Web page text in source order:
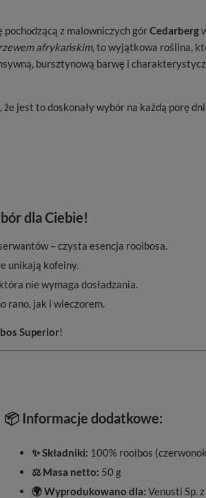
pochodzącą z malowniczych górCedarberg
afrykańskim, to wyjątkowa roślina,
bursztynową barwę i
że jest to doskonały wybór na każdą porę
dla Ciebie!
– czysta esencja rooibosa.
unikają kofeiny.
nie wymaga dosładzania.
rano, jak i wieczorem.
Superior!
📦 Informacje dodatkowe:
✨ Składniki: 100% rooibos
⚖️ Masa netto: 50 g
🌍 Wyprodukowano dla: Venusti Sp. z